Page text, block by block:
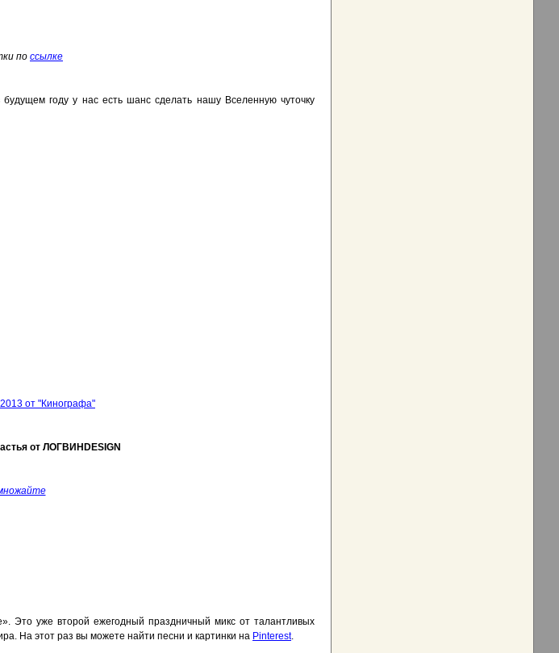
по ссылке
году у нас есть шанс сделать нашу Вселенную чуточку
от "Кинографа"
от ЛОГВИНDESIGN
Это уже второй ежегодный праздничный микс от талантливых
На этот раз вы можете найти песни и картинки на Pinterest.